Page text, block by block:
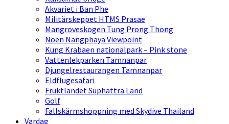
Akvariet i Ban Phe
Militärskeppet HTMS Prasae
Mangroveskogen Tung Prong Thong
Noen Nangphaya Viewpoint
Kung Krabaen nationalpark – Pink stone
Vattenlekparken Tamnanpar
Djungelrestaurangen Tamnanpar
Eldflugesafari
Fruktlandet Suphattra Land
Golf
Fallskärmshoppning med Skydive Thailand
Vardag